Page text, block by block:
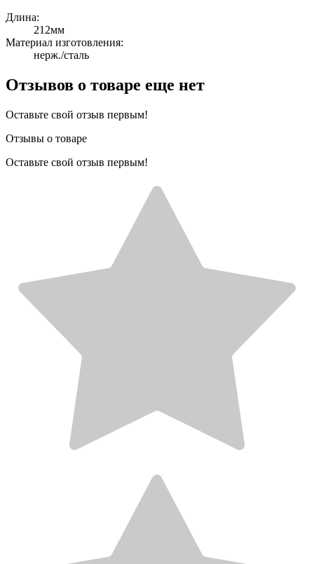
Длина:
212мм
Материал изготовления:
нерж./сталь
Отзывов о товаре еще нет
Оставьте свой отзыв первым!
Отзывы о товаре
Оставьте свой отзыв первым!